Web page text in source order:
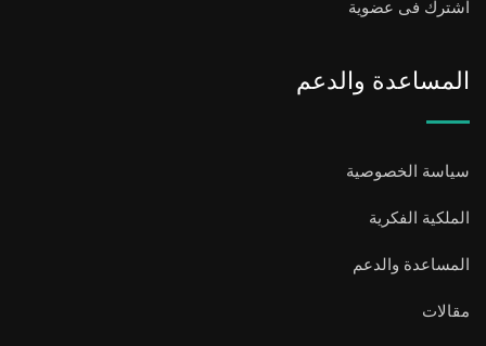
اشترك فى عضوية
المساعدة والدعم
سياسة الخصوصية
الملكية الفكرية
المساعدة والدعم
مقالات